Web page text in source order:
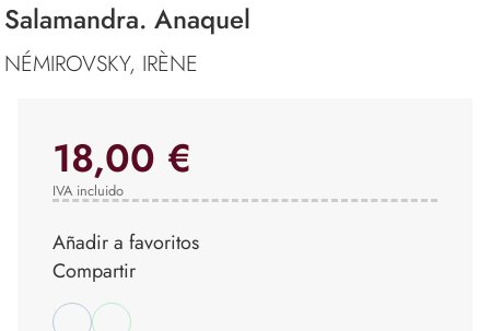
Salamandra. Anaquel
NÉMIROVSKY, IRÈNE
18,00 €
IVA incluido
Añadir a favoritos
Compartir